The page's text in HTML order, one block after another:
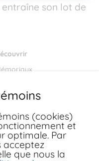
entraîne son lot de
volontés
d'utilisation
(cookies)
et
optimale. Par
acceptez
que nous la